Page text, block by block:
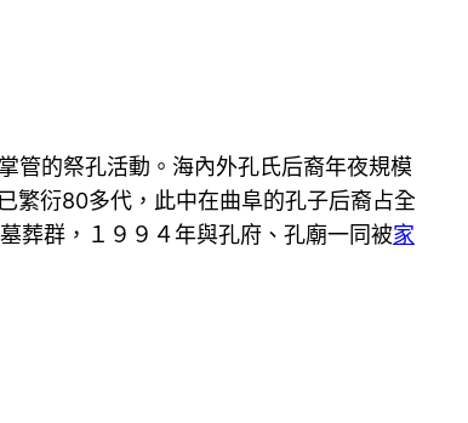
管的祭孔活動。海內外孔氏后裔年夜規模
繁衍80多代，此中在曲阜的孔子后裔占全
葬群，１９９４年與孔府、孔廟一同被家